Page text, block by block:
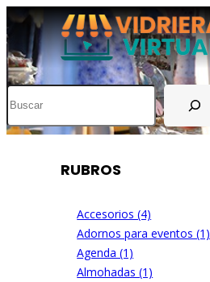
RUBROS
Accesorios (4)
Adornos para eventos (1)
Agenda (1)
Almohadas (1)